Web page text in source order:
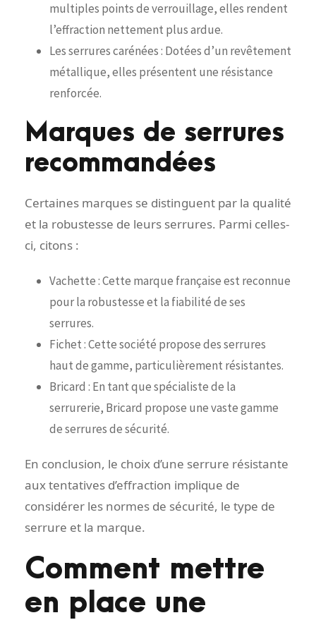
multiples points de verrouillage, elles rendent
l’effraction nettement plus ardue.
Les serrures carénées : Dotées d’un revêtement
métallique, elles présentent une résistance
renforcée.
Marques de serrures
recommandées
Certaines marques se distinguent par la qualité
et la robustesse de leurs serrures. Parmi celles-
ci, citons :
Vachette : Cette marque française est reconnue
pour la robustesse et la fiabilité de ses
serrures.
Fichet : Cette société propose des serrures
haut de gamme, particulièrement résistantes.
Bricard : En tant que spécialiste de la
serrurerie, Bricard propose une vaste gamme
de serrures de sécurité.
En conclusion, le choix d’une serrure résistante
aux tentatives d’effraction implique de
considérer les normes de sécurité, le type de
serrure et la marque.
Comment mettre
en place une